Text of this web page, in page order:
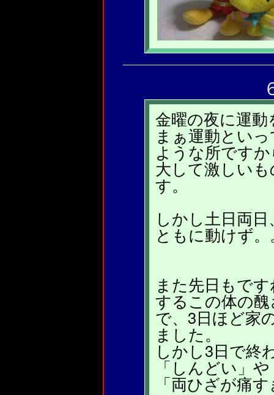
金曜の夜に運
まぁ運動とい
ような所です
大して激しい
す。
しかし土日両
ともに動けず。
また先日もで
するこの体の
で、3日ほど家
ました。
しかし3日で終
「しんどい」
「両ひざが痛